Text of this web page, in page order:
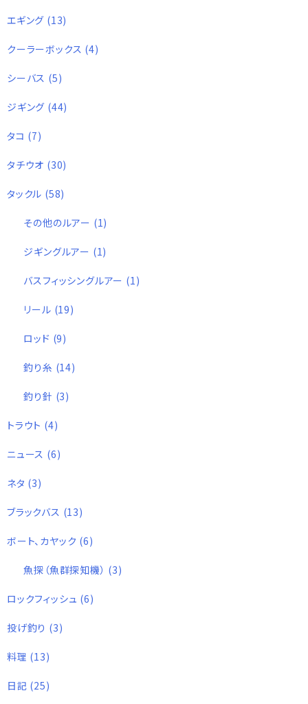
エギング (13)
クーラーボックス (4)
シーバス (5)
ジギング (44)
タコ (7)
タチウオ (30)
タックル (58)
その他のルアー (1)
ジギングルアー (1)
バスフィッシングルアー (1)
リール (19)
ロッド (9)
釣り糸 (14)
釣り針 (3)
トラウト (4)
ニュース (6)
ネタ (3)
ブラックバス (13)
ボート、カヤック (6)
魚探（魚群探知機） (3)
ロックフィッシュ (6)
投げ釣り (3)
料理 (13)
日記 (25)